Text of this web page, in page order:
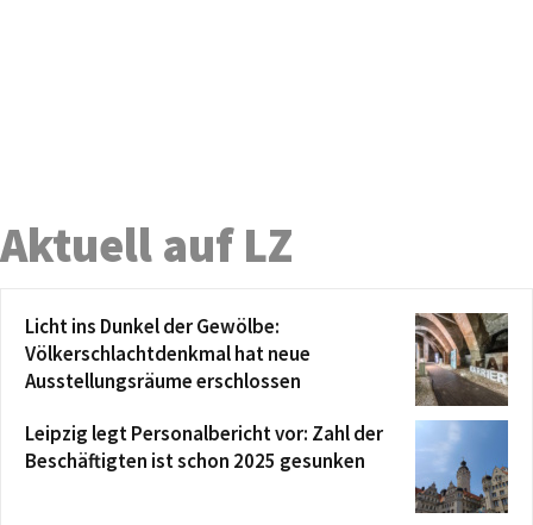
Aktuell auf LZ
Licht ins Dunkel der Gewölbe:
Völkerschlachtdenkmal hat neue
Ausstellungsräume erschlossen
Leipzig legt Personalbericht vor: Zahl der
Beschäftigten ist schon 2025 gesunken